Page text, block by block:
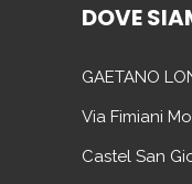
DOVE
GAETANO
Via Fimiani
Castel San